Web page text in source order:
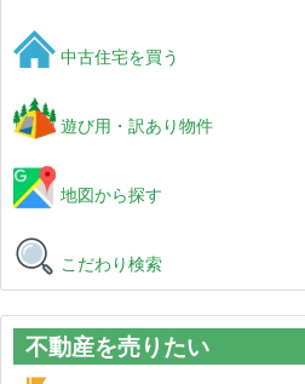
中古住宅を買う
遊び用・訳あり物件
地図から探す
こだわり検索
不動産を売りたい